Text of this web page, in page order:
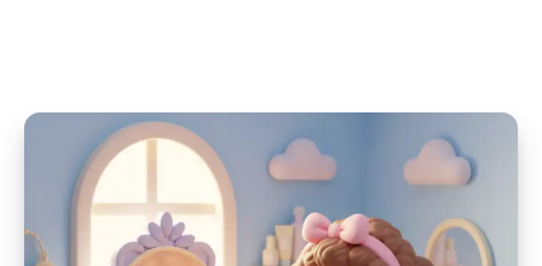
ühes
burgund,
hubane
šikk